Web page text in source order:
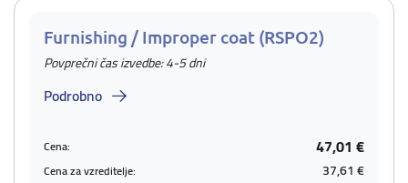
Furnishing / Improper coat (RSPO2)
Povprečni čas izvedbe: 4-5 dni
Podrobno
Cena: 47,01 €
Cena za vzreditelje: 37,61 €